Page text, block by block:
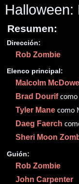
Halloween:
Resumen:
Dirección:
Rob Zombie
Elenco principal:
Malcolm McDowell
Brad Dourifcomo
Tyler Mane como
Daeg Faerch
Sheri Moon
Guión:
Rob Zombie
John Carpenter